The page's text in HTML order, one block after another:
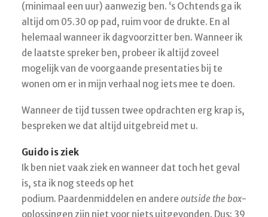
(minimaal een uur) aanwezig ben. ‘s Ochtends ga ik
altijd om 05.30 op pad, ruim voor de drukte. En al
helemaal wanneer ik dagvoorzitter ben. Wanneer ik
de laatste spreker ben, probeer ik altijd zoveel
mogelijk van de voorgaande presentaties bij te
wonen om er in mijn verhaal nog iets mee te doen.
Wanneer de tijd tussen twee opdrachten erg krap is,
bespreken we dat altijd uitgebreid met u.
Guido is ziek
Ik ben niet vaak ziek en wanneer dat toch het geval
is, sta ik nog steeds op het
podium. Paardenmiddelen en andere outside the box-
oplossingen zijn niet voor niets uitgevonden. Dus: 39